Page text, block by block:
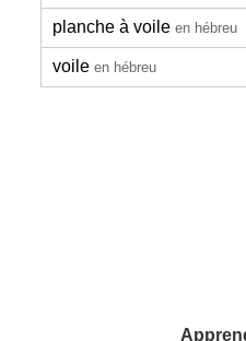
planche à voile en hébreu
voile en hébreu